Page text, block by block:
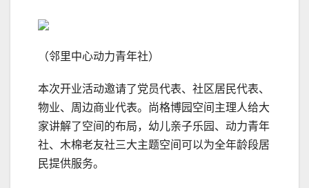
（邻里中心动力青年社）
本次开业活动邀请了党员代表、社区居民代表、
物业、周边商业代表。尚格博园空间主理人给大
家讲解了空间的布局，幼儿亲子乐园、动力青年
社、木棉老友社三大主题空间可以为全年龄段居
民提供服务。